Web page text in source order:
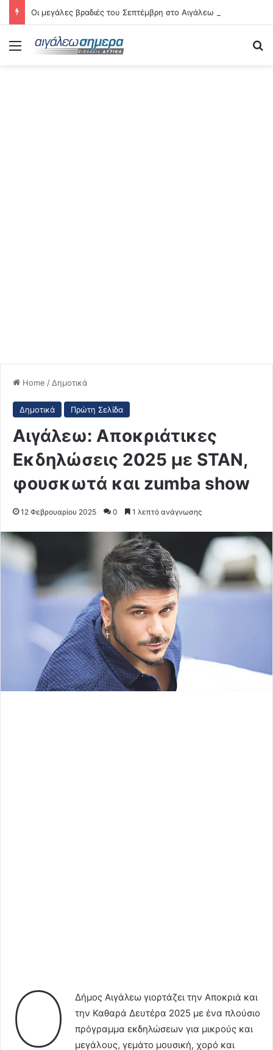
Menu
Home / Δημοτικά
Δημοτικά Πρώτη Σελίδα
Αιγάλεω: Αποκριάτικες
Εκδηλώσεις 2025 με STAN,
φουσκωτά και zumba show
12 Φεβρουαρίου 2025 0 1 λεπτό ανάγνωσης
Ο
Δήμος Αιγάλεω γιορτάζει την Αποκριά και
την Καθαρά Δευτέρα 2025 με ένα πλούσιο
πρόγραμμα εκδηλώσεων για μικρούς και
μεγάλους, γεμάτο μουσική, χορό και